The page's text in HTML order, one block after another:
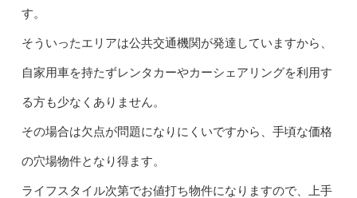
す。
そういったエリアは公共交通機関が発達していますから、
自家用車を持たずレンタカーやカーシェアリングを利用す
る方も少なくありません。
その場合は欠点が問題になりにくいですから、手頃な価格
の穴場物件となり得ます。
ライフスタイル次第でお値打ち物件になりますので、上手